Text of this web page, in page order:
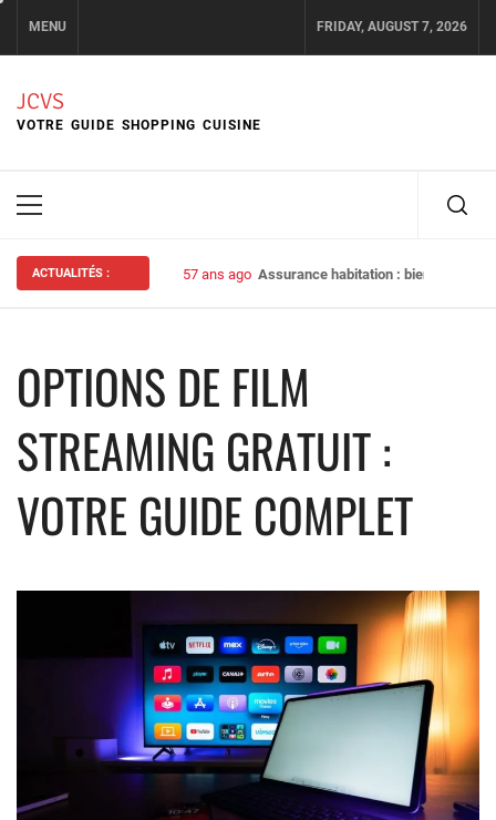
content
MENU FRIDAY, AUGUST 7, 2026
JCVS
VOTRE GUIDE SHOPPING CUISINE
Primary
ACTUALITÉS : 57 ans ago Assurance habitation : bien choisir
OPTIONS DE FILM
STREAMING GRATUIT :
VOTRE GUIDE COMPLET